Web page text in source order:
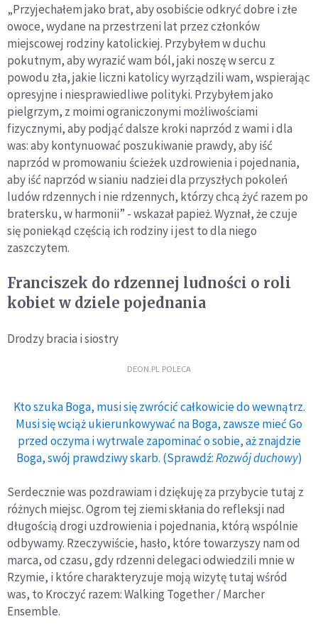
„Przyjechałem jako brat, aby osobiście odkryć dobre i złe
owoce, wydane na przestrzeni lat przez członków
miejscowej rodziny katolickiej. Przybyłem w duchu
pokutnym, aby wyrazić wam ból, jaki noszę w sercu z
powodu zła, jakie liczni katolicy wyrządzili wam, wspierając
opresyjne i niesprawiedliwe polityki. Przybyłem jako
pielgrzym, z moimi ograniczonymi możliwościami
fizycznymi, aby podjąć dalsze kroki naprzód z wami i dla
was: aby kontynuować poszukiwanie prawdy, aby iść
naprzód w promowaniu ścieżek uzdrowienia i pojednania,
aby iść naprzód w sianiu nadziei dla przyszłych pokoleń
ludów rdzennych i nie rdzennych, którzy chcą żyć razem po
bratersku, w harmonii” - wskazał papież. Wyznał, że czuje
się poniekąd częścią ich rodziny i jest to dla niego
zaszczytem.
Franciszek do rdzennej ludności o roli
kobiet w dziele pojednania
Drodzy bracia i siostry
DEON.PL POLECA
Kto szuka Boga, musi się zwrócić całkowicie do wewnątrz.
Musi się wciąż ukierunkowywać na Boga, zawsze mieć Go
przed oczyma i wytrwale zapominać o sobie, aż znajdzie
Boga, swój prawdziwy skarb. (Sprawdź:Rozwój duchowy)
Serdecznie was pozdrawiam i dziękuję za przybycie tutaj z
różnych miejsc. Ogrom tej ziemi skłania do refleksji nad
długością drogi uzdrowienia i pojednania, którą wspólnie
odbywamy. Rzeczywiście, hasło, które towarzyszy nam od
marca, od czasu, gdy rdzenni delegaci odwiedzili mnie w
Rzymie, i które charakteryzuje moją wizytę tutaj wśród
was, to Kroczyć razem: Walking Together / Marcher
Ensemble.